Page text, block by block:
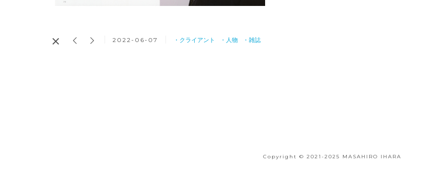
2022-06-07 ・クライアント ・人物 ・雑誌
Copyright © 2021-2025 MASAHIRO IHARA